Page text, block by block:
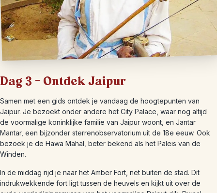
Dag 3 – Ontdek Jaipur
Samen met een gids ontdek je vandaag de hoogtepunten van
Jaipur. Je bezoekt onder andere het City Palace, waar nog altijd
de voormalige koninklijke familie van Jaipur woont, en Jantar
Mantar, een bijzonder sterrenobservatorium uit de 18e eeuw. Ook
bezoek je de Hawa Mahal, beter bekend als het Paleis van de
Winden.
In de middag rijd je naar het Amber Fort, net buiten de stad. Dit
indrukwekkende fort ligt tussen de heuvels en kijkt uit over de